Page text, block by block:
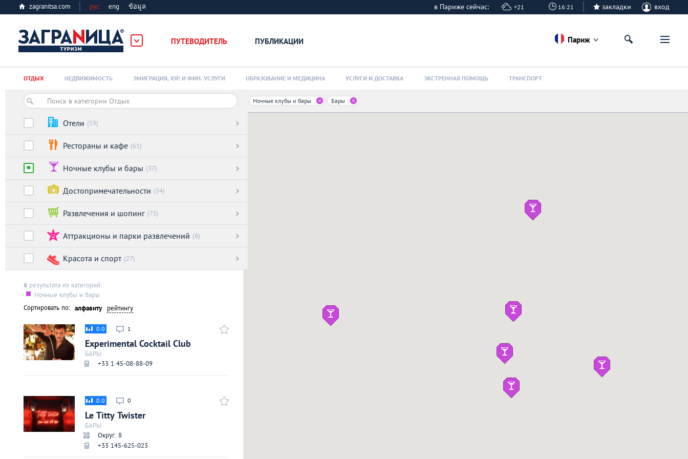
zagranitsa.com рус eng ข้อมูล в Париже сейчас: +21 16:21 закладки вход
ПУТЕВОДИТЕЛЬ ПУБЛИКАЦИИ
Алматы
Киев
Лондон
Лос-Анджелес
Париж
Паттайя
Пхукет
Санкт-Петербург
Париж
ОТДЫХ НЕДВИЖИМОСТЬ ЭМИГРАЦИЯ, ЮР. И ФИН. УСЛУГИ ОБРАЗОВАНИЕ И МЕДИЦИНА УСЛУГИ И ДОСТАВКА ЭКСТРЕННАЯ ПОМОЩЬ ТРАНСПОРТ
Отели (59)
Рестораны и кафе (61)
Ночные клубы и бары (37)
Достопримечательности (54)
Развлечения и шопинг (75)
Аттракционы и парки развлечений (8)
Красота и спорт (27)
6 результата из категорий:
Ночные клубы и бары
Сортировать по: алфавиту рейтингу
1
0.0
Experimental Cocktail Club
БАРЫ
+33 1 45-08-88-09
0
0.0
Le Titty Twister
БАРЫ
Округ: 8
+33 145-625-023
Ночные клубы и бары Бары